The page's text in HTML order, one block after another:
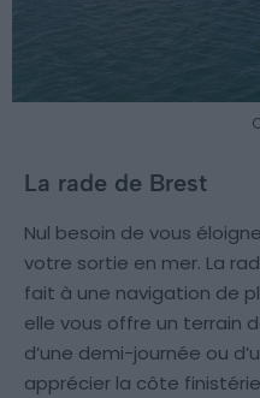
La rade de Brest
Nul besoin de vous
votre sortie en mer. La
fait à une navigation de
elle vous offre un terrain
d’une demi-journée ou
apprécier la côte